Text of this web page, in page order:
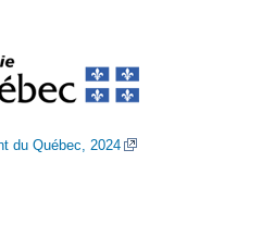
du Québec, 2024